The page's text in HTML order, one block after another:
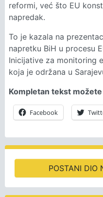
reformi, već što EU
napredak.
To je kazala na
napretku BiH u procesu
Inicijative za monitoring
koja je održana u
Kompletan tekst
Facebook
POSTANI DIO